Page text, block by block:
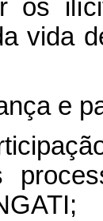
os
vida
e